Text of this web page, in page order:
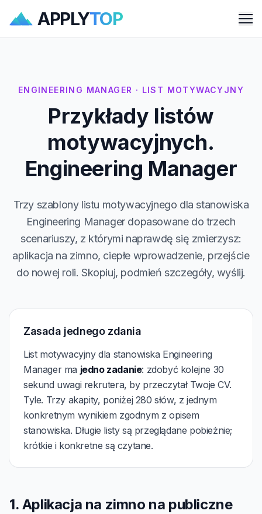
APPLYTOP
ENGINEERING MANAGER · LIST MOTYWACYJNY
Przykłady listów
motywacyjnych.
Engineering Manager
Trzy szablony listu motywacyjnego dla stanowiska
Engineering Manager dopasowane do trzech
scenariuszy, z którymi naprawdę się zmierzysz:
aplikacja na zimno, ciepłe wprowadzenie, przejście
do nowej roli. Skopiuj, podmień szczegóły, wyślij.
Zasada jednego zdania
List motywacyjny dla stanowiska Engineering
Manager ma jedno zadanie: zdobyć kolejne 30
sekund uwagi rekrutera, by przeczytał Twoje CV.
Tyle. Trzy akapity, poniżej 280 słów, z jednym
konkretnym wynikiem zgodnym z opisem
stanowiska. Długie listy są przeglądane pobieżnie;
krótkie i konkretne są czytane.
1. Aplikacja na zimno na publiczne